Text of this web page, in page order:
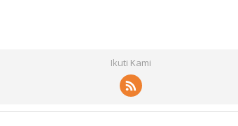
Ikuti Kami